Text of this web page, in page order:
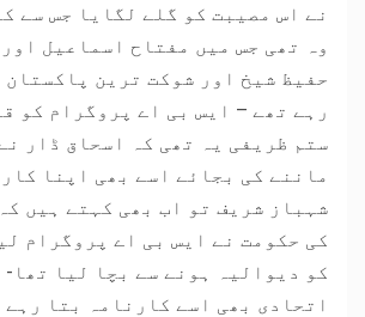
نے اس مصیبت کو گلے لگایا جس سے
وہ تھی جس میں مفتاح اسماعیل
حفیظ شیخ اور شوکت ترین پاکستان
رہے تھے – ایس بی اے پروگرام کو
ستم ظریفی یہ تھی کہ اسحاق ڈار
ماننے کی بجائے اسے بھی اپنا
کی حکومت نے ایس بی اے پروگرام
کو دیوالیہ ہونے سے بچا لیا تھا-
اتحادی بھی اسے کارنامہ بتا رہے